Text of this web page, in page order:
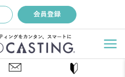
会員登録
ィングをカンタン、スマートに